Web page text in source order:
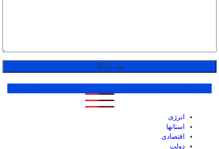
انرژی
استانها
اقتصادی
دولت